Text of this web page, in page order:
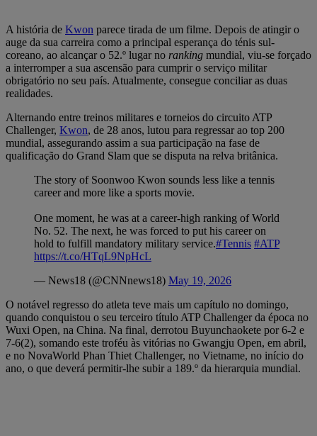
A história de Kwon parece tirada de um filme. Depois de atingir o
auge da sua carreira como a principal esperança do ténis sul-
coreano, ao alcançar o 52.º lugar no ranking mundial, viu-se forçado
a interromper a sua ascensão para cumprir o serviço militar
obrigatório no seu país. Atualmente, consegue conciliar as duas
realidades.
Alternando entre treinos militares e torneios do circuito ATP
Challenger, Kwon, de 28 anos, lutou para regressar ao top 200
mundial, assegurando assim a sua participação na fase de
qualificação do Grand Slam que se disputa na relva britânica.
The story of Soonwoo Kwon sounds less like a tennis
career and more like a sports movie.
One moment, he was at a career-high ranking of World
No. 52. The next, he was forced to put his career on
hold to fulfill mandatory military service.#Tennis #ATP
https://t.co/HTqL9NpHcL
— News18 (@CNNnews18) May 19, 2026
O notável regresso do atleta teve mais um capítulo no domingo,
quando conquistou o seu terceiro título ATP Challenger da época no
Wuxi Open, na China. Na final, derrotou Buyunchaokete por 6-2 e
7-6(2), somando este troféu às vitórias no Gwangju Open, em abril,
e no NovaWorld Phan Thiet Challenger, no Vietname, no início do
ano, o que deverá permitir-lhe subir a 189.º da hierarquia mundial.